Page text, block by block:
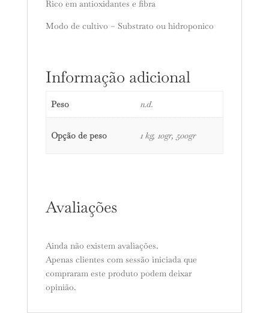
Rico em antioxidantes e fibra
Modo de cultivo – Substrato ou hidroponico
Informação adicional
Peso n.d.
Opção de peso 1 kg, 10gr, 500gr
Avaliações
Ainda não existem avaliações.
Apenas clientes com sessão iniciada que
compraram este produto podem deixar
opinião.